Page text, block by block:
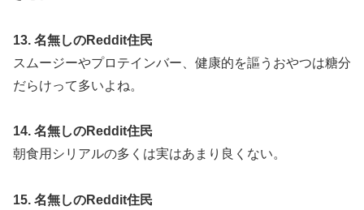
13. 名無しのReddit住民
スムージーやプロテインバー、健康的を謳うおやつは糖分
だらけって多いよね。
14. 名無しのReddit住民
朝食用シリアルの多くは実はあまり良くない。
15. 名無しのReddit住民